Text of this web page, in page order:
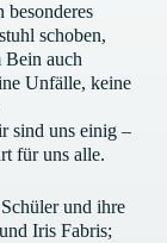
schoben,
auch
Unfälle, keine
sind uns einig –
für uns alle.
und ihre
Iris Fabris;